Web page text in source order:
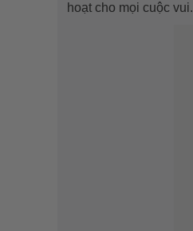
hoạt cho mọi cuộc vui.